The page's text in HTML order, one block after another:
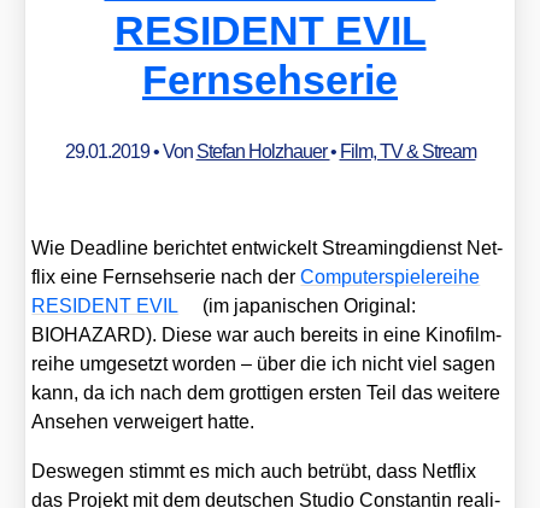
RESIDENT EVIL
Fernsehserie
29.01.2019• Von Stefan Holzhauer• Film, TV & Stream
Wie Dead­line berich­tet ent­wi­ckelt Strea­ming­dienst Net­
flix eine Fern­seh­se­rie nach derCom­pu­ter­spie­le­rei­he
RESIDENT EVIL
(im japa­ni­schen Ori­gi­nal:
BIOHAZARD). Die­se war auch bereits in eine Kino­film­
rei­he umge­setzt wor­den – über die ich nicht viel sagen
kann, da ich nach dem grot­ti­gen ers­ten Teil das wei­te­re
Anse­hen ver­wei­gert hat­te.
Des­we­gen stimmt es mich auch betrübt, dass Net­flix
das Pro­jekt mit dem deut­schen Stu­dio Con­stan­tin rea­li­